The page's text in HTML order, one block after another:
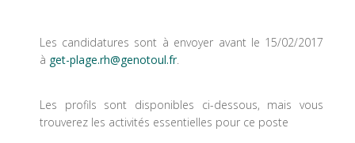
Les candidatures sont à envoyer avant le 15/02/2017
à get-plage.rh@genotoul.fr.
Les profils sont disponibles ci-dessous, mais vous
trouverez les activités essentielles pour ce poste